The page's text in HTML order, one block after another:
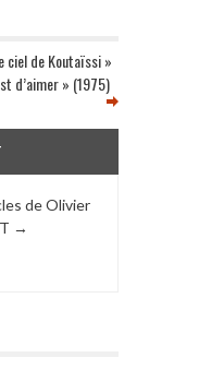
ciel de Koutaïssi »
d’aimer » (1975)
de Olivier
→